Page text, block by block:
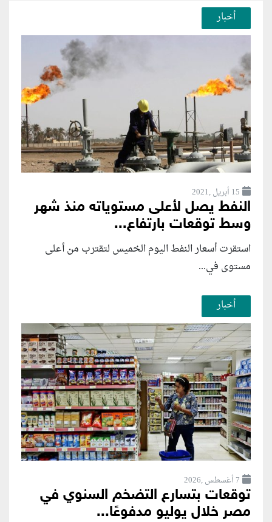
أخبار
15 أبريل ,2021
النفط يصل لأعلى مستوياته منذ شهر
وسط توقعات بارتفاع...
استقرت أسعار النفط اليوم الخميس لتقترب من أعلى
مستوى في...
أخبار
7 أغسطس ,2026
توقعات بتسارع التضخم السنوي في
مصر خلال يوليو مدفوعًا...